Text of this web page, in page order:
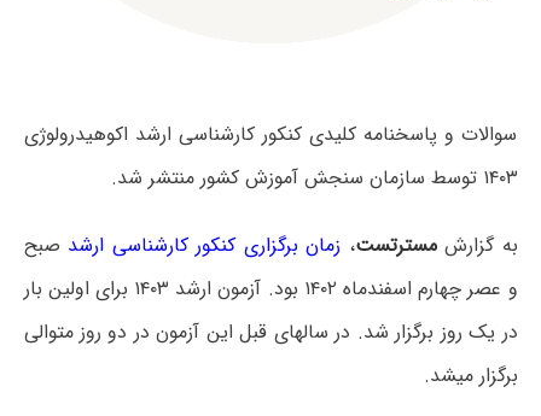
سوالات و پاسخنامه کلیدی کنکور کارشناسی ارشد اکوهیدرولوژی
۱۴۰۳ توسط سازمان سنجش آموزش کشور منتشر شد.
به گزارشمسترتست، زمان برگزاری کنکور کارشناسی ارشد صبح
و عصر چهارم اسفندماه ۱۴۰۲ بود. آزمون ارشد ۱۴۰۳ برای اولین بار
در یک روز برگزار شد. در سالهای قبل این آزمون در دو روز متوالی
برگزار میشد.